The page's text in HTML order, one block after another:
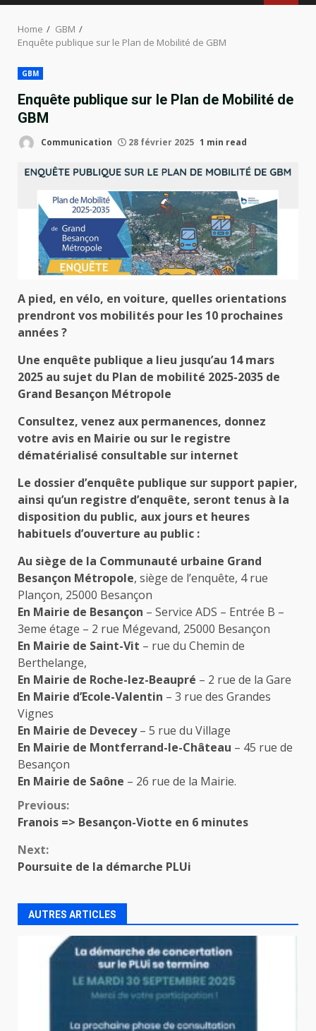
Home
GBM
Enquête publique sur le Plan de Mobilité de GBM
GBM
Enquête publique sur le Plan de Mobilité de
GBM
Communication 28 février 2025 1 min read
A pied, en vélo, en voiture, quelles orientations
prendront vos mobilités pour les 10 prochaines
années ?
Une enquête publique a lieu jusqu’au 14 mars
2025 au sujet du Plan de mobilité 2025-2035 de
Grand Besançon Métropole
Consultez, venez aux permanences, donnez
votre avis en Mairie ou sur le registre
dématérialisé consultable sur internet
Le dossier d’enquête publique sur support papier,
ainsi qu’un registre d’enquête, seront tenus à la
disposition du public, aux jours et heures
habituels d’ouverture au public :
Au siège de la Communauté urbaine Grand
Besançon Métropole, siège de l’enquête, 4 rue
Plançon, 25000 Besançon
En Mairie de Besançon – Service ADS – Entrée B –
3eme étage – 2 rue Mégevand, 25000 Besançon
En Mairie de Saint-Vit – rue du Chemin de
Berthelange,
En Mairie de Roche-lez-Beaupré – 2 rue de la Gare
En Mairie d’Ecole-Valentin – 3 rue des Grandes
Vignes
En Mairie de Devecey– 5 rue du Village
En Mairie de Montferrand-le-Château – 45 rue de
Besançon
En Mairie de Saône – 26 rue de la Mairie.
Continue
Previous:
Franois => Besançon-Viotte en 6 minutes
Next:
Poursuite de la démarche PLUi
AUTRES ARTICLES